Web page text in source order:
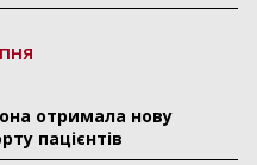
отримала нову
пацієнтів